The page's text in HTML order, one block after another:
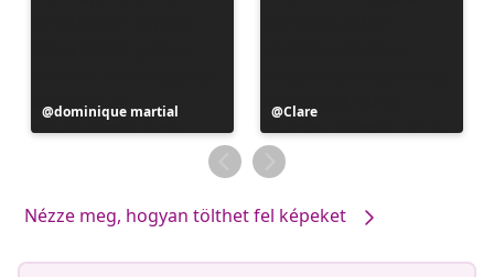
Bejegyzés
közzétevője
dominique martial
Bejegyzés
közzétevője
Clare
Nézze meg, hogyan tölthet fel képeket